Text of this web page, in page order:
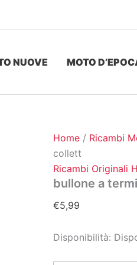
NUOVE MOTO
Home / Ricambi
collett
Ricambi Originali
bullone a
€5,99
Disponibilità: